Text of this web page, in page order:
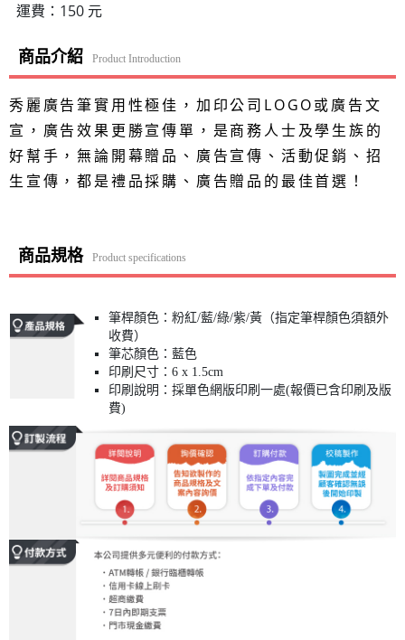
運費：150 元
商品介紹 Product Introduction
秀麗廣告筆實用性極佳，加印公司LOGO或廣告文
宣，廣告效果更勝宣傳單，是商務人士及學生族的
好幫手，無論開幕贈品、廣告宣傳、活動促銷、招
生宣傳，都是禮品採購、廣告贈品的最佳首選！
商品規格 Product specifications
筆桿顏色：粉紅/藍/綠/紫/黃（指定筆桿顏色須額外
收費）
筆芯顏色：藍色
印刷尺寸：6 x 1.5cm
印刷說明：採單色網版印刷一處(報價已含印刷及版
費)